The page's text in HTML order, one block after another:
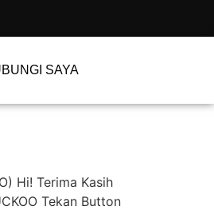
SAYA
Hi! Terima Kasih
Tekan Button